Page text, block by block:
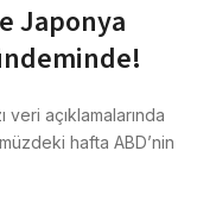
Japonya
veri açıklamalarında
hafta ABD’nin